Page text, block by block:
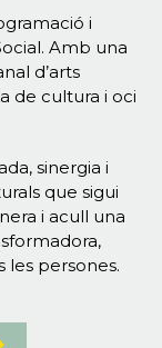
i
Amb una
d’arts
de cultura i oci
sinergia i
que sigui
i acull una
les persones.